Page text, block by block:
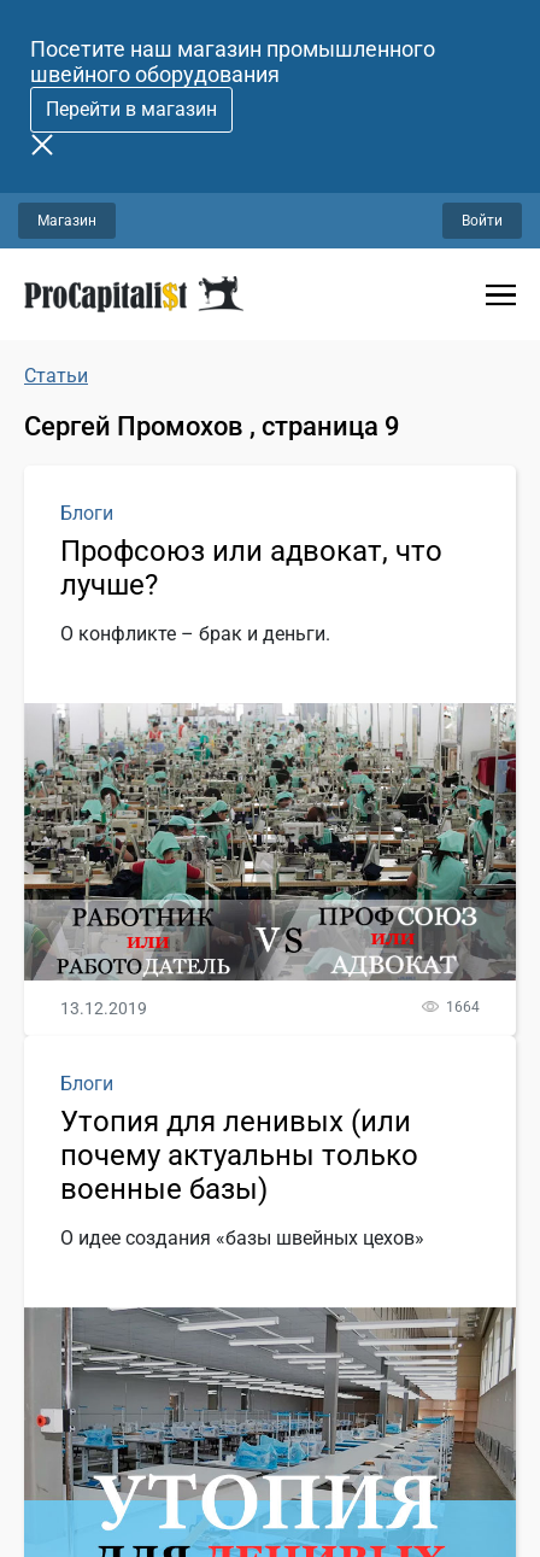
Посетите наш магазин промышленного
швейного оборудования
Перейти в магазин
Магазин Войти
Статьи
Сергей Промохов , страница 9
Блоги
Профсоюз или адвокат, что
лучше?
О конфликте – брак и деньги.
13.12.2019 1664
Блоги
Утопия для ленивых (или
почему актуальны только
военные базы)
О идее создания «базы швейных цехов»